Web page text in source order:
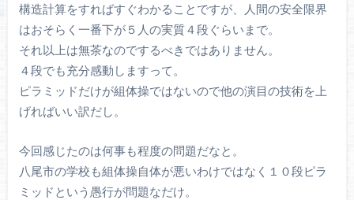
構造計算をすればすぐわかることですが、人間の安全限界
はおそらく一番下が５人の実質４段ぐらいまで。
それ以上は無茶なのでするべきではありません。
４段でも充分感動しますって。
ピラミッドだけが組体操ではないので他の演目の技術を上
げればいい訳だし。
今回感じたのは何事も程度の問題だなと。
八尾市の学校も組体操自体が悪いわけではなく１０段ピラ
ミッドという愚行が問題なだけ。